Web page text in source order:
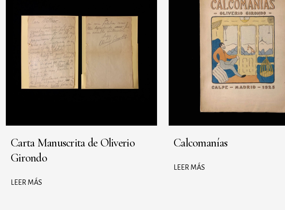
Carta Manuscrita de Oliverio
Girondo
LEER MÁS
Calcomanías
LEER MÁS